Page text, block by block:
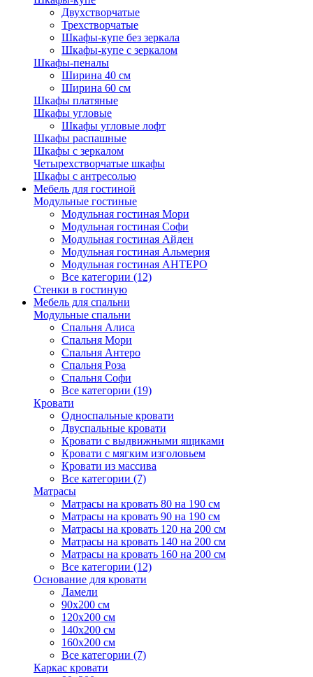
Двухстворчатые
Трехстворчатые
Шкафы-купе без зеркала
Шкафы-купе с зеркалом
Шкафы-пеналы
Ширина 40 см
Ширина 60 см
Шкафы платяные
Шкафы угловые
Шкафы угловые лофт
Шкафы распашные
Шкафы с зеркалом
Четырехстворчатые шкафы
Шкафы с антресолью
Мебель для гостиной
Модульные гостиные
Модульная гостиная Мори
Модульная гостиная Софи
Модульная гостиная Айден
Модульная гостиная Альмерия
Модульная гостиная АНТЕРО
Все категории (12)
Стенки в гостиную
Мебель для спальни
Модульные спальни
Спальня Алиса
Спальня Мори
Спальня Антеро
Спальня Роза
Спальня Софи
Все категории (19)
Кровати
Односпальные кровати
Двуспальные кровати
Кровати с выдвижными ящиками
Кровати с мягким изголовьем
Кровати из массива
Все категории (7)
Матрасы
Матрасы на кровать 80 на 190 см
Матрасы на кровать 90 на 190 см
Матрасы на кровать 120 на 200 см
Матрасы на кровать 140 на 200 см
Матрасы на кровать 160 на 200 см
Все категории (12)
Основание для кровати
Ламели
90х200 см
120х200 см
140х200 см
160х200 см
Все категории (7)
Каркас кровати